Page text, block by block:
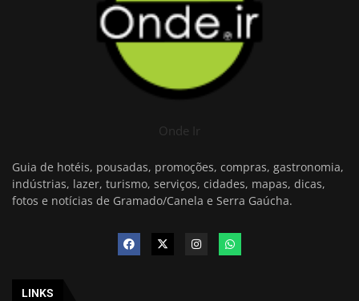
Onde Ir
Guia de hotéis, pousadas, promoções, compras, gastronomia,
indústrias, lazer, turismo, serviços, cidades, mapas, dicas,
fotos e notícias de Gramado/Canela e Serra Gaúcha.
LINKS